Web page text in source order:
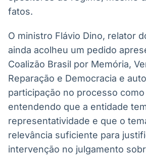
ativos
APIs
integração
dados
fatos.
O ministro Flávio Dino, relator
ainda acolheu um pedido
Coalizão Brasil por Memória,
Reparação e Democracia e
participação no processo
entendendo que a entidade
representatividade e que o
relevância suficiente para
intervenção no julgamento